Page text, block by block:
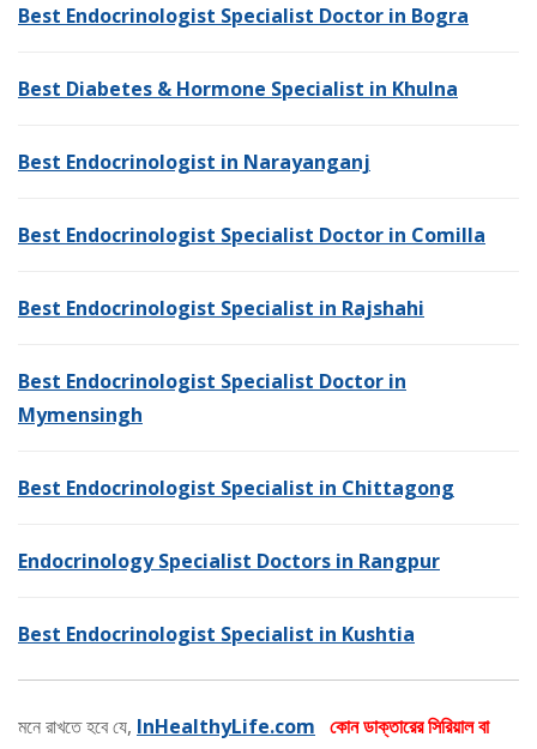
Best Endocrinologist Specialist Doctor in Bogra
Best Diabetes & Hormone Specialist in Khulna
Best Endocrinologist in Narayanganj
Best Endocrinologist Specialist Doctor in Comilla
Best Endocrinologist Specialist in Rajshahi
Best Endocrinologist Specialist Doctor in
Mymensingh
Best Endocrinologist Specialist in Chittagong
Endocrinology Specialist Doctors in Rangpur
Best Endocrinologist Specialist in Kushtia
মনে রাখতে হবে যে, InHealthyLife.com কোন ডাক্তারের সিরিয়াল বা